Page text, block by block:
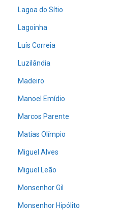
Lagoa do Sítio
Lagoinha
Luís Correia
Luzilândia
Madeiro
Manoel Emídio
Marcos Parente
Matias Olímpio
Miguel Alves
Miguel Leão
Monsenhor Gil
Monsenhor Hipólito